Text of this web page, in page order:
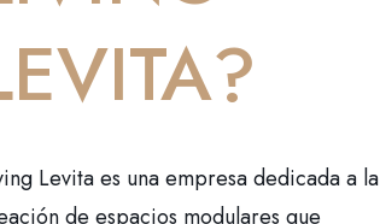
Levita es una empresa dedicada a la
de espacios modulares que